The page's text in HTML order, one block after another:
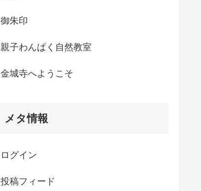
御朱印
親子わんぱく自然教室
金城寺へようこそ
メタ情報
ログイン
投稿フィード